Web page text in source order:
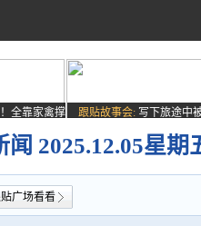
全靠家禽撑
跟贴故事会: 写下旅途中
闻 2025.12.05星期
广场看看